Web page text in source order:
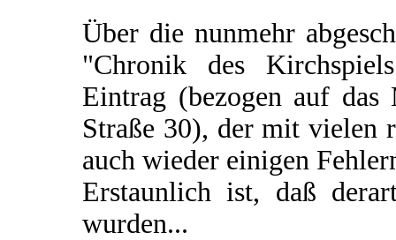
Über die nunmehr
"Chronik des
Eintrag (bezogen auf
Straße 30), der mit vielen
auch wieder einigen
Erstaunlich ist, daß
wurden...